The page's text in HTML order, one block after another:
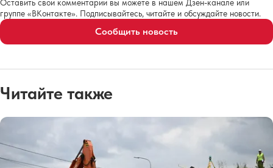
Оставить свои комментарии вы можете в нашем Дзен-канале или
группе «ВКонтакте». Подписывайтесь, читайте и обсуждайте новости.
Сообщить новость
Читайте также